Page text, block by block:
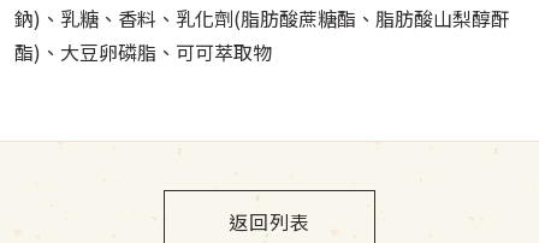
鈉)、乳糖、香料、乳化劑(脂肪酸蔗糖酯、脂肪酸山梨醇酐
酯)、大豆卵磷脂、可可萃取物
返回列表